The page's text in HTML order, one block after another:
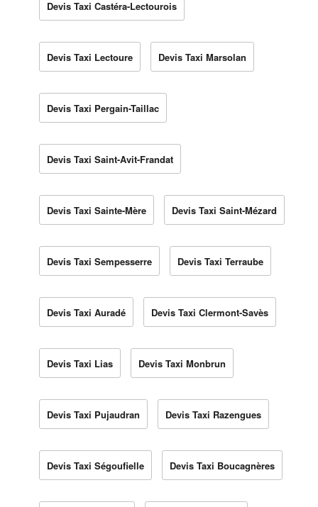
Devis Taxi Castéra-Lectourois
Devis Taxi Lectoure Devis Taxi Marsolan
Devis Taxi Pergain-Taillac
Devis Taxi Saint-Avit-Frandat
Devis Taxi Sainte-Mère Devis Taxi Saint-Mézard
Devis Taxi Sempesserre Devis Taxi Terraube
Devis Taxi Auradé Devis Taxi Clermont-Savès
Devis Taxi Lias Devis Taxi Monbrun
Devis Taxi Pujaudran Devis Taxi Razengues
Devis Taxi Ségoufielle Devis Taxi Boucagnères